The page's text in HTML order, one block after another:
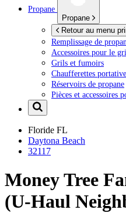
Propane
Propane
Retour au menu
Remplissage de
Accessoires pour le
Grils et fumoirs
Chaufferettes
Réservoirs de propane
Pièces et accessoires
Floride FL
Daytona Beach
32117
Money Tree
(U-Haul